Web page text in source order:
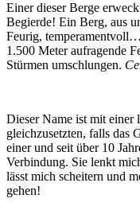
Einer dieser Berge
Begierde! Ein Berg, aus
Feurig,
1.500 Meter aufragende
Stürmen umschlungen.
Dieser Name ist mit einer
gleichzusetzten, falls das
einer und seit über 10
Verbindung. Sie lenkt
lässt mich scheitern und
gehen!